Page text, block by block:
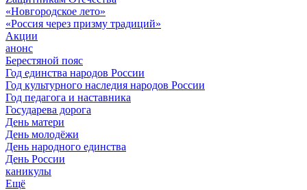
«Новгородское лето»
«Россия через призму традиций»
Акции
анонс
Берестяной пояс
Год единства народов России
Год культурного наследия народов России
Год педагога и наставника
Государева дорога
День матери
День молодёжи
День народного единства
День России
каникулы
Ещё